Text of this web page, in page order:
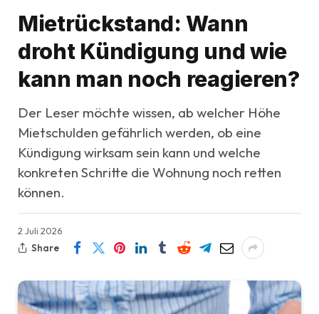
Mietrückstand: Wann
droht Kündigung und wie
kann man noch reagieren?
Der Leser möchte wissen, ab welcher Höhe
Mietschulden gefährlich werden, ob eine
Kündigung wirksam sein kann und welche
konkreten Schritte die Wohnung noch retten
können.
2 Juli 2026
Share